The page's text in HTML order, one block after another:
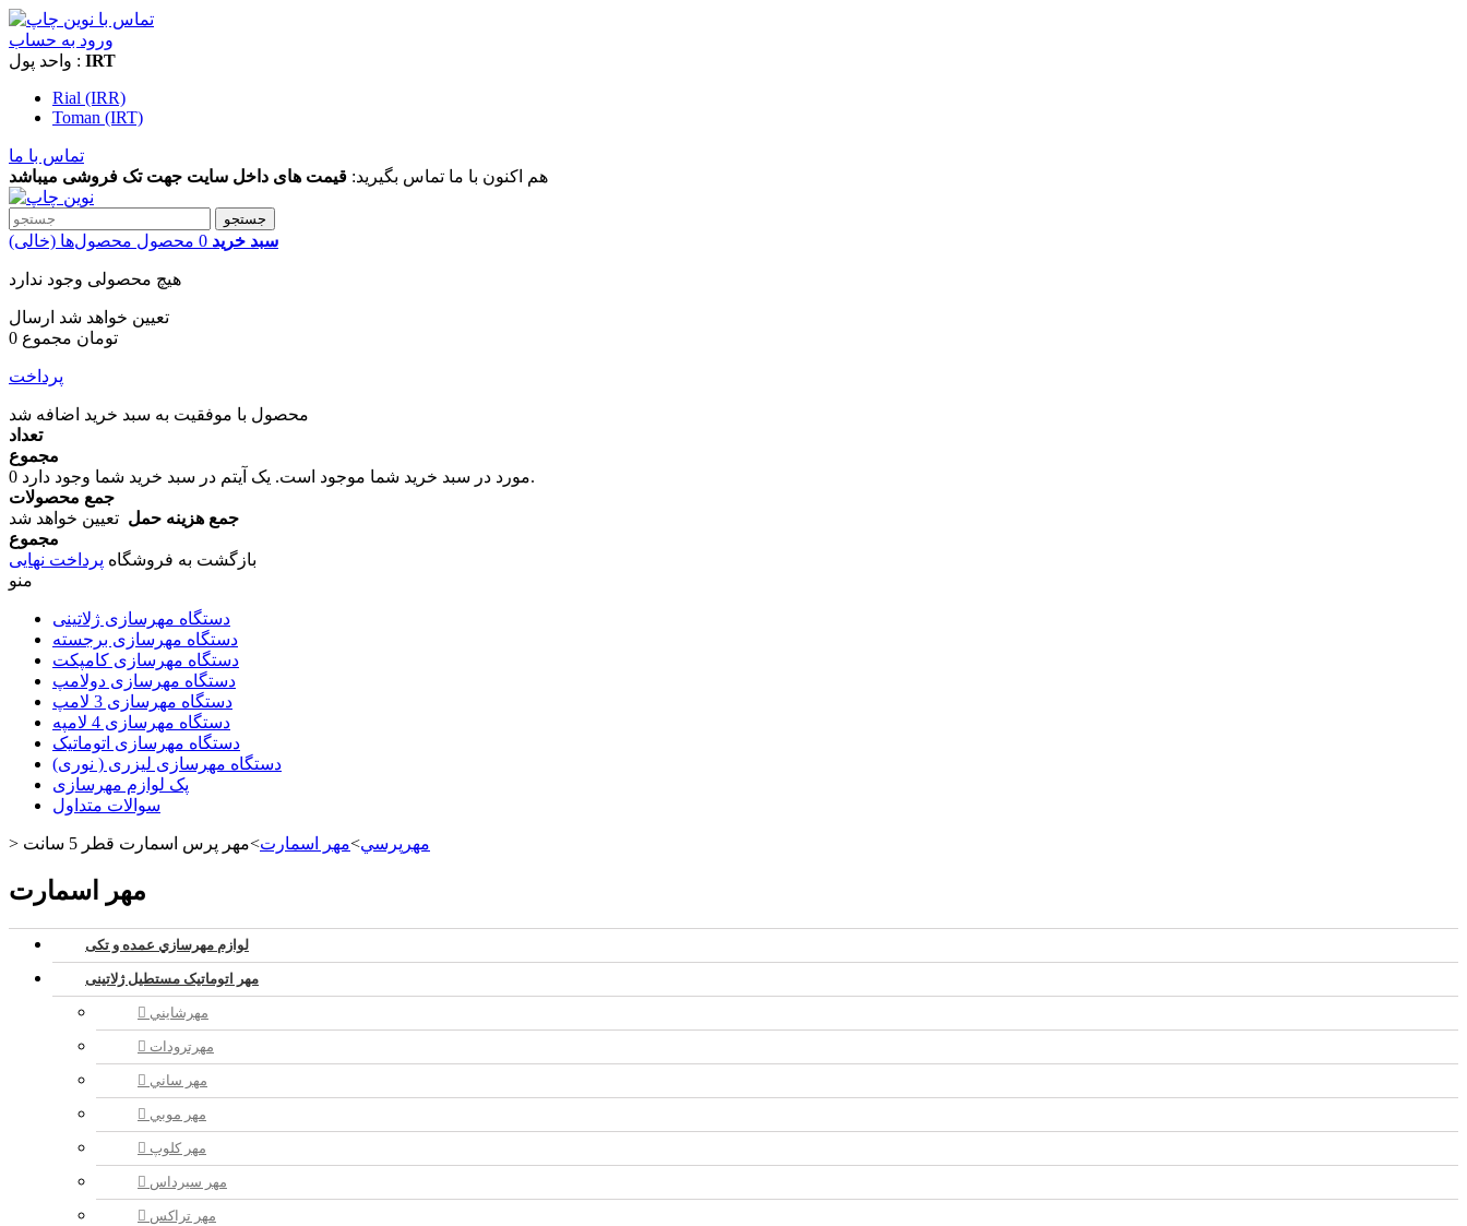
ورود به حساب
واحد پول : IRT
Rial (IRR)
Toman (IRT)
تماس با ما
هم اکنون با ما تماس بگیرید: قیمت های داخل سایت جهت تک فروشی میباشد
جستجو
سبد خرید 0 محصول محصول‌ها (خالی)
هیچ محصولی وجود ندارد
تعیین خواهد شد ارسال
0 تومان مجموع
پرداخت
محصول با موفقیت به سبد خرید اضافه شد
تعداد
مجموع
0
مورد در سبد خرید شما موجود است.یک آیتم در سبد خرید شما وجود دارد.
جمع محصولات
جمع هزینه حمل تعیین خواهد شد
مجموع
بازگشت به فروشگاه پرداخت نهایی
منو
دستگاه مهرسازی ژلاتینی
دستگاه مهرسازی برجسته
دستگاه مهرسازی کامپکت
دستگاه مهرسازی دولامپ
دستگاه مهرسازی 3 لامپ
دستگاه مهرسازی 4 لامپه
دستگاه مهرسازی اتوماتیک
دستگاه مهرسازی لیزری ( نوری)
پک لوازم مهرسازی
سوالات متداول
> مهرپرسي>مهر اسمارت>مهر پرس اسمارت قطر 5 سانت
مهر اسمارت
لوازم مهرسازي عمده و تکی
مهر اتوماتیک مستطيل ژلاتینی
مهرشايني
مهرترودات
مهر ساني
مهر موبي
مهر كلوپ
مهر سيرداس
مهر تراکس